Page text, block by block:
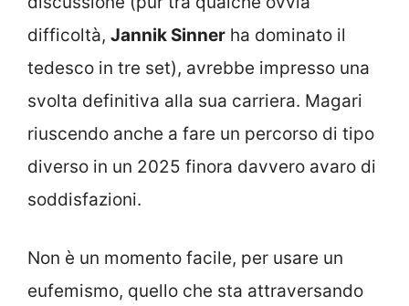
difficoltà, Jannik Sinner ha dominato il
tedesco in tre set), avrebbe impresso una
svolta definitiva alla sua carriera. Magari
riuscendo anche a fare un percorso di tipo
diverso in un 2025 finora davvero avaro di
soddisfazioni.
Non è un momento facile, per usare un
eufemismo, quello che sta attraversando